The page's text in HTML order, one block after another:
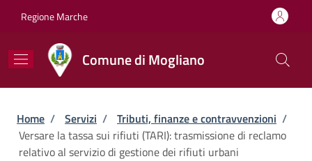
Regione Marche
Comune di Mogliano
Briciole di pane
Home / Servizi / Tributi, finanze e contravvenzioni /
Versare la tassa sui rifiuti (TARI): trasmissione di reclamo
relativo al servizio di gestione dei rifiuti urbani